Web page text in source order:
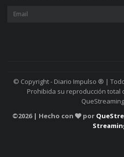
© Copyright - Diario Impulso ® |
Prohibida su reproducción total
©2026 | Hecho con por